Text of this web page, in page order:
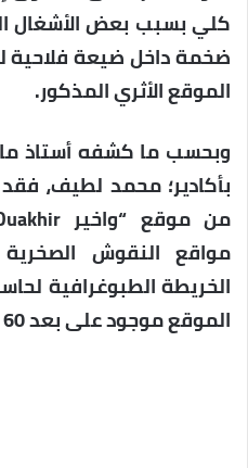
كلي بسبب بعض الأشغال
ضخمة داخل ضيعة فلاحية
الموقع الأثري المذكور.
وبحسب ما كشفه أستاذ
بأكادير؛ محمد لطيف،
الخريطة الطبوغرافية
الموقع موجود على بعد 60 كلم جنوب “ألنيف”.